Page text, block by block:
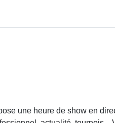
une heure de show en